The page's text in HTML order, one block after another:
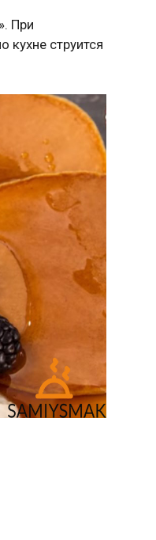
При
кухне струится